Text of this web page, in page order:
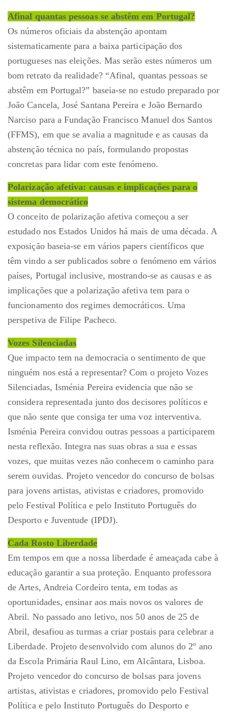
Afinal quantas pessoas se abstêm em Portugal?
Os números oficiais da abstenção apontam
sistematicamente para a baixa participação dos
portugueses nas eleições. Mas serão estes números um
bom retrato da realidade? “Afinal, quantas pessoas se
abstêm em Portugal?” baseia-se no estudo preparado por
João Cancela, José Santana Pereira e João Bernardo
Narciso para a Fundação Francisco Manuel dos Santos
(FFMS), em que se avalia a magnitude e as causas da
abstenção técnica no país, formulando propostas
concretas para lidar com este fenómeno.
Polarização afetiva: causas e implicações para o
sistema democrático
O conceito de polarização afetiva começou a ser
estudado nos Estados Unidos há mais de uma década. A
exposição baseia-se em vários papers científicos que
têm vindo a ser publicados sobre o fenómeno em vários
países, Portugal inclusive, mostrando-se as causas e as
implicações que a polarização afetiva tem para o
funcionamento dos regimes democráticos. Uma
perspetiva de Filipe Pacheco.
Vozes Silenciadas
Que impacto tem na democracia o sentimento de que
ninguém nos está a representar? Com o projeto Vozes
Silenciadas, Isménia Pereira evidencia que não se
considera representada junto dos decisores políticos e
que não sente que consiga ter uma voz interventiva.
Isménia Pereira convidou outras pessoas a participarem
nesta reflexão. Integra nas suas obras a sua e essas
vozes, que muitas vezes não conhecem o caminho para
serem ouvidas. Projeto vencedor do concurso de bolsas
para jovens artistas, ativistas e criadores, promovido
pelo Festival Política e pelo Instituto Português do
Desporto e Juventude (IPDJ).
Cada Rosto Liberdade
Em tempos em que a nossa liberdade é ameaçada cabe à
educação garantir a sua proteção. Enquanto professora
de Artes, Andreia Cordeiro tenta, em todas as
oportunidades, ensinar aos mais novos os valores de
Abril. No passado ano letivo, nos 50 anos de 25 de
Abril, desafiou as turmas a criar postais para celebrar a
Liberdade. Projeto desenvolvido com alunos do 2º ano
da Escola Primária Raul Lino, em Alcântara, Lisboa.
Projeto vencedor do concurso de bolsas para jovens
artistas, ativistas e criadores, promovido pelo Festival
Política e pelo Instituto Português do Desporto e